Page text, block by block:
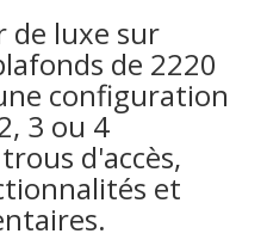
de luxe sur
de 2220
configuration
3 ou 4
d'accès,
et